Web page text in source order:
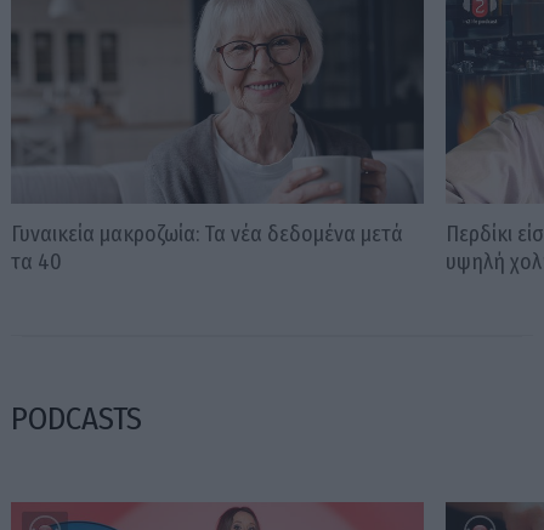
Γυναικεία μακροζωία: Τα νέα δεδομένα μετά
τα 40
Περδίκι
υψηλή
PODCASTS